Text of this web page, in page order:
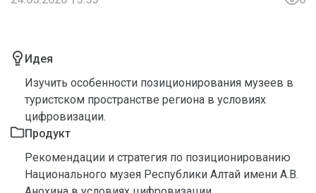
Идея
Изучить особенности позиционирования музеев в
туристском пространстве региона в условиях
цифровизации.
Продукт
Рекомендации и стратегия по позиционированию
Национального музея Республики Алтай имени А.В.